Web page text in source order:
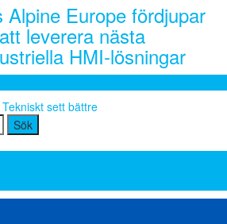
Europe fördjupar
leverera nästa
HMI-lösningar
sett bättre